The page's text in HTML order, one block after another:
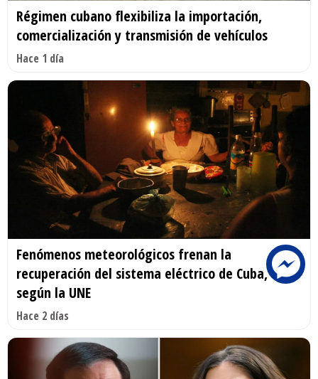
Régimen cubano flexibiliza la importación,
comercialización y transmisión de vehículos
Hace 1 día
Fenómenos meteorológicos frenan la
recuperación del sistema eléctrico de Cuba,
según la UNE
Hace 2 días